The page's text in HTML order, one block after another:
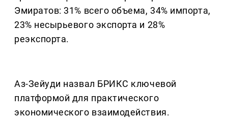
Эмиратов: 31% всего объема, 34% импорта,
23% несырьевого экспорта и 28%
реэкспорта.
Аз-Зейуди назвал БРИКС ключевой
платформой для практического
экономического взаимодействия.